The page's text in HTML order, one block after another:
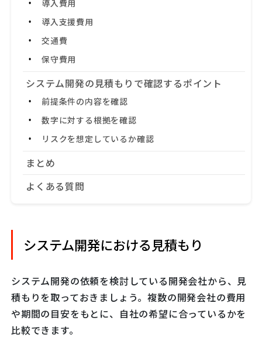
導入費用
導入支援費用
交通費
保守費用
システム開発の見積もりで確認するポイント
前提条件の内容を確認
数字に対する根拠を確認
リスクを想定しているか確認
まとめ
よくある質問
システム開発における見積もり
システム開発の依頼を検討している開発会社から、見
積もりを取っておきましょう。複数の開発会社の費用
や期間の目安をもとに、自社の希望に合っているかを
比較できます。